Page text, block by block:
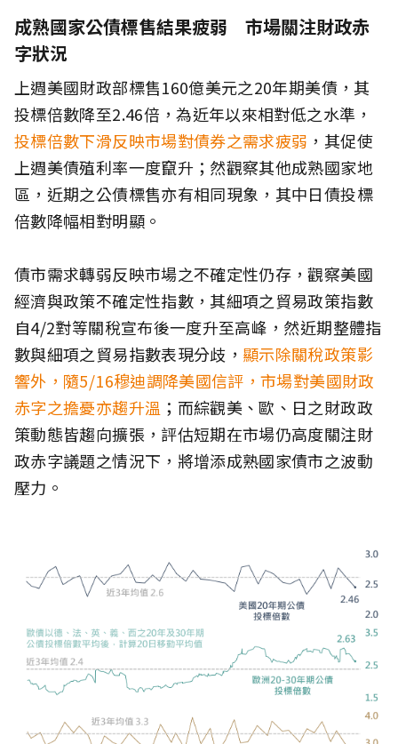
成熟國家公債標售結果疲弱 市場關注財政赤
字狀況
上週美國財政部標售160億美元之20年期美債，其
投標倍數降至2.46倍，為近年以來相對低之水準，
投標倍數下滑反映市場對債券之需求疲弱 ，其促使
上週美債殖利率一度竄升；然觀察其他成熟國家地
區，近期之公債標售亦有相同現象，其中日債投標
倍數降幅相對明顯。
債市需求轉弱反映市場之不確定性仍存，觀察美國
經濟與政策不確定性指數，其細項之貿易政策指數
自4/2對等關稅宣布後一度升至高峰，然近期整體指
數與細項之貿易指數表現分歧， 顯示除關稅政策影
響外，隨5/16穆迪調降美國信評，市場對美國財政
赤字之擔憂亦趨升溫 ；而綜觀美、歐、日之財政政
策動態皆趨向擴張，評估短期在市場仍高度關注財
政赤字議題之情況下，將增添成熟國家債市之波動
壓力。